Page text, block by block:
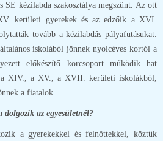
SE kézilabda szakosztálya megszűnt. Az ott
kerületi gyerekek és az edzőik a XVI.
tovább a kézilabdás pályafutásukat.
iskolából jönnek nyolcéves kortól a
előkészítő korcsoport működik hat
a XIV., a XV., a XVII. kerületi iskolákból,
a fiatalok.
dolgozik az egyesületnél?
a gyerekekkel és felnőttekkel, köztük